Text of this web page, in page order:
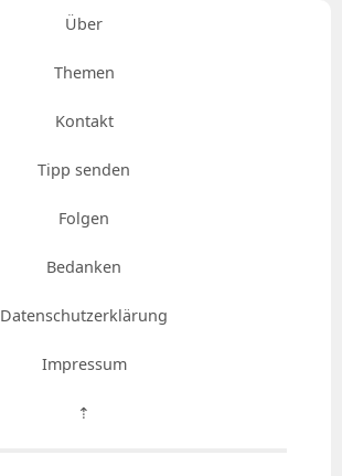
Über
Themen
Kontakt
Tipp senden
Folgen
Bedanken
Datenschutzerklärung
Impressum
⇡